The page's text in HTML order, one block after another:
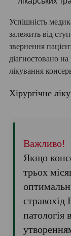
Успішність
залежить від
звернення
діагностовано на
лікування
Хірургічне
Важливо!
Якщо
трьох
стравохід
патологія